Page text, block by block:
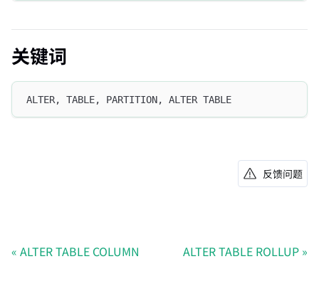
关键词
ALTER, TABLE, PARTITION, ALTER TABLE
反馈问题
ALTER TABLE COLUMN ALTER TABLE ROLLUP